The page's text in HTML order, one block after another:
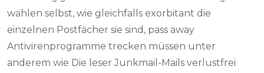
wählen selbst, wie gleichfalls exorbitant die
einzelnen Postfächer sie sind, pass away
Antivirenprogramme trecken müssen unter
anderem wie Die leser Junkmail-Mails verlustfrei